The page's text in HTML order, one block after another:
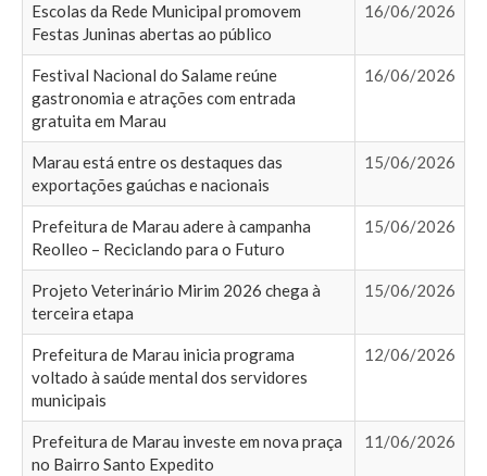
Escolas da Rede Municipal promovem
Festas Juninas abertas ao público
16/06/2026
Festival Nacional do Salame reúne
gastronomia e atrações com entrada
gratuita em Marau
16/06/2026
Marau está entre os destaques das
exportações gaúchas e nacionais
15/06/2026
Prefeitura de Marau adere à campanha
Reolleo – Reciclando para o Futuro
15/06/2026
Projeto Veterinário Mirim 2026 chega à
terceira etapa
15/06/2026
Prefeitura de Marau inicia programa
voltado à saúde mental dos servidores
municipais
12/06/2026
Prefeitura de Marau investe em nova praça
no Bairro Santo Expedito
11/06/2026